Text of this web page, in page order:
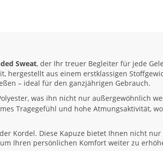
Sweat, der Ihr treuer Begleiter für jede
aus einem erstklassigen
– ideal für den ganzjährigen Gebrauch.
was ihn nicht nur außergewöhnlich
Tragegefühl und hohe Atmungsaktivität,
Kordel. Diese Kapuze bietet Ihnen nicht nur
Ihren persönlichen Komfort weiter zu